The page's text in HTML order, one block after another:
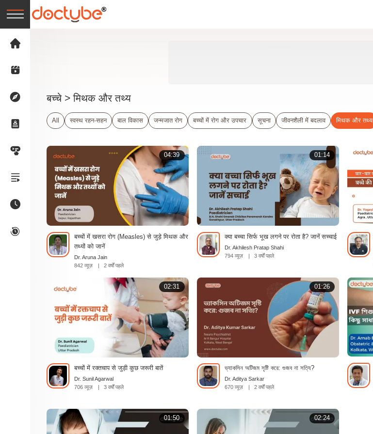
बच्चे> मिथक और तथ्य
All स्वस्थ रहन-सहन बाल विकास जन्मजात रोग बच्चों में रोग और उपचार सूचना जीवनशैली में बदलाव मिथक और तथ्य
04:39
बच्चों में खसरा रोग (Measles) से जुड़े मिथक और
तथ्यों को जानें
Dr. Aruna Jain
842 व्यूज़
| 2 वर्षों पहले
01:14
क्या बच्चा सिर्फ भूख लगने पर रोता है? जानें सच्चाई
Dr. Akhilesh Pratap Shahi
794 व्यूज़
| 3 वर्षों पहले
02:31
बच्चों में रक्तचाप से जुड़ी कुछ जरूरी बातें
Dr. Sunil Agarwal
706 व्यूज़
3 वर्षों पहले
01:26
ভ্যাকসিন অটিজম সৃষ্টি করে: গুজব না সত্যি?
Dr. Aditya Sarkar
670 व्यूज़
2 वर्षों पहले
01:50 02:24